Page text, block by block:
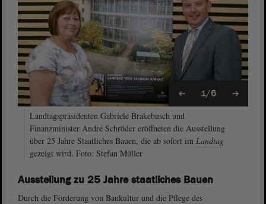
1/6
Landtagspräsidenten Gabriele Brakebusch und
Finanzminister André Schröder eröffneten die Ausstellung
über 25 Jahre Staatliches Bauen, die ab sofort im Landtag
gezeigt wird. Foto: Stefan Müller
Ausstellung zu 25 Jahre staatliches Bauen
Durch die Förderung von Baukultur und die Pflege des